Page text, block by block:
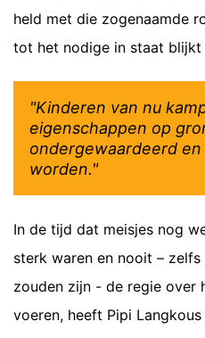
held met die zogenaamde
tot het nodige in staat blijkt
"Kinderen van nu
eigenschappen op
ondergewaardeerd
worden."
In de tijd dat meisjes nog
sterk waren en nooit –
zouden zijn - de regie over
voeren, heeft Pipi